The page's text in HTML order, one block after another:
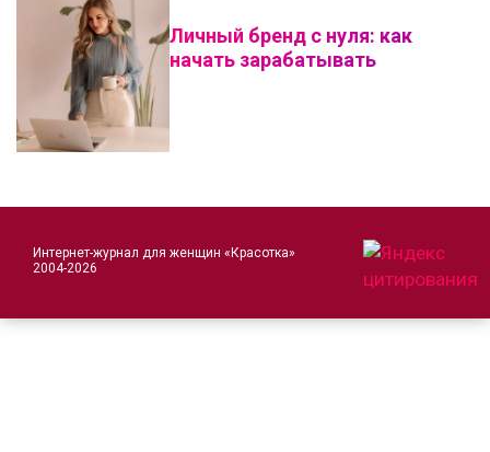
Личный бренд с нуля: как
начать зарабатывать
Интернет-журнал для женщин «Красотка»
2004-2026